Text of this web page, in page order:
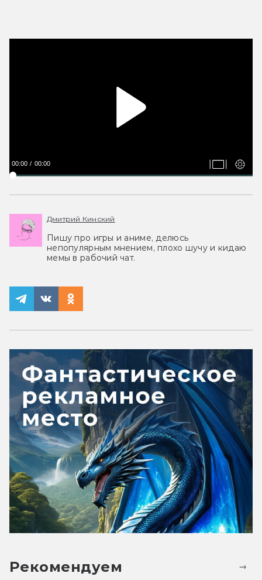
00:00 00:00
Дмитрий Кинский
Пишу про игры и аниме, делюсь
непопулярным мнением, плохо шучу и кидаю
мемы в рабочий чат.
Рекомендуем